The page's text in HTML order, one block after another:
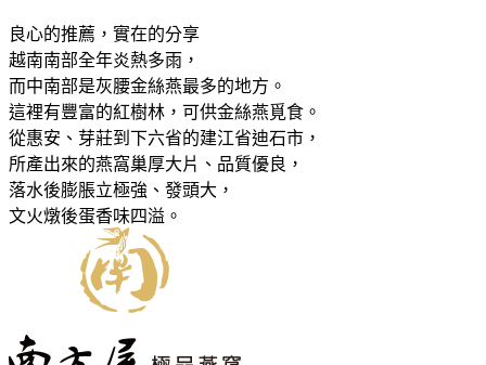
良心的推薦，實在的分享
越南南部全年炎熱多雨，
而中南部是灰腰金絲燕最多的地方。
這裡有豐富的紅樹林，可供金絲燕覓食。
從惠安、芽莊到下六省的建江省迪石市，
所產出來的燕窩巢厚大片、品質優良，
落水後膨脹立極強、發頭大，
文火燉後蛋香味四溢。